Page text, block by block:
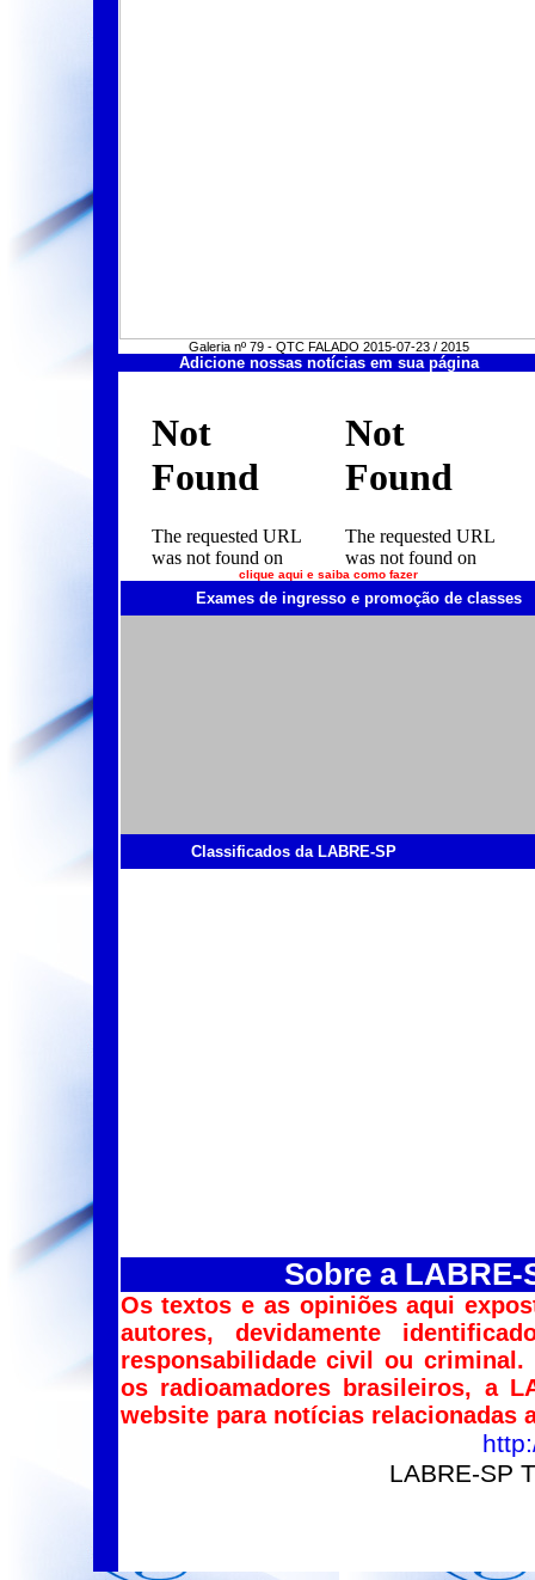
Galeria nº 79 - QTC FALADO 2015-07-23 / 2015
Adicione nossas notícias em sua página
clique aqui e saiba como fazer
Exames de ingresso e promoção de classes
Classificados da LABRE-SP
Sobre a
Os textos e as opiniões aqui
autores, devidamente
responsabilidade civil ou
os radioamadores brasileiros, a
website para notícias relacionadas
LABRE-SP